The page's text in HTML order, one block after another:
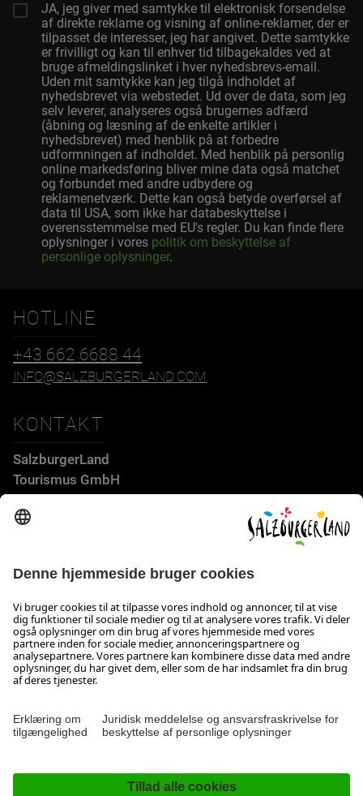
JA, jeg giver med samtykke til elektronisk forsendelse
af direkte reklame og visning af online-reklamer, der er
tilpasset de interesser, jeg har angivet. Dette samtykke
er frivilligt og kan til enhver tid tilbagekaldes ved at
bruge afmeldingslinket i hver nyhedsbrevs-email.
Uden mit samtykke kan jeg tilgå indholdet af
nyhedsbrevet via webstedet. Ud over de data, som jeg
selv leverer, analyseres også brugernes adfærd
(åbning og læsning af de enkelte artikler i
nyhedsbrevet) med henblik på at forbedre
udformningen af indholdet. Med henblik på personlig
online markedsføring bliver mine data også matchet
og forbundet med andre udbydere og
reklamenetværk. Dette kan også betyde overførsel af
data til USA, som ikke har databeskyttelse i
overensstemmelse med EU's regler. Du kan finde flere
oplysninger i vores politik om beskyttelse af
personlige oplysninger.
HOTLINE
+43 662 6688 44
INFO@SALZBURGERLAND.COM
KONTAKT
SalzburgerLand
Tourismus GmbH
Wiener Bundesstraße 23
info@salzburgerland.com
ÅBNINGSTIDER
Vi glæder os til at høre fra dig!
Erklæring om tilgængelighed